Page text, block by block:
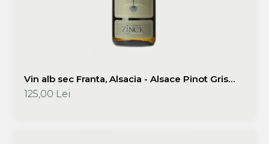
Vin alb sec Franta, Alsacia - Alsace Pinot Gris
Terroir 2019 750 ml Philippe Zinck - Domaine
Zinck
125,00 Lei